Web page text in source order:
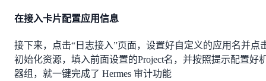
在接入卡片配置应用信息
接下来，点击“日志接入”页面，设置好自定义的应用名并点
初始化资源，填入前面设置的Project名，并按照提示配置好
器组，就一键完成了 Hermes 审计功能